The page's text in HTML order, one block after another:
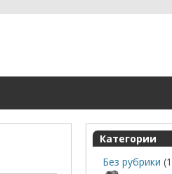
Категории
Без рубрики